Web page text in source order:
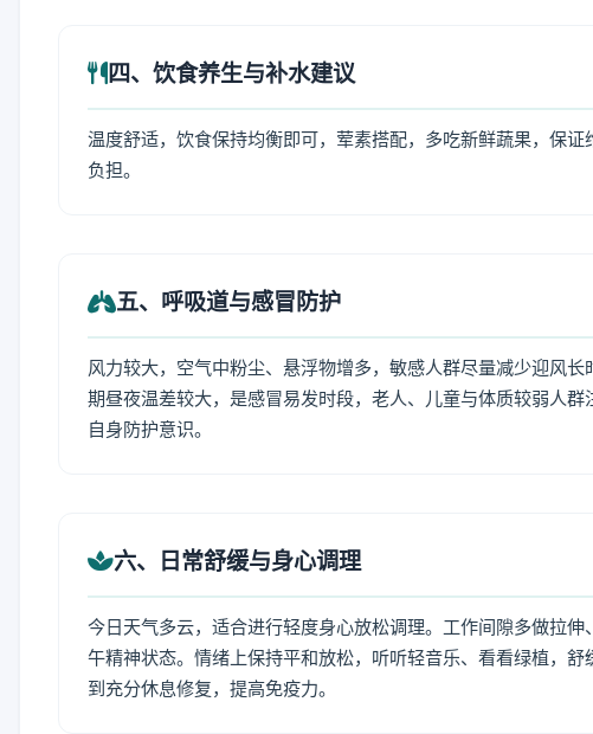
四、饮食养生与补水建议
温度舒适，饮食保持均衡即可，荤素搭配，多吃新鲜蔬果，保
负担。
五、呼吸道与感冒防护
风力较大，空气中粉尘、悬浮物增多，敏感人群尽量减少迎风
期昼夜温差较大，是感冒易发时段，老人、儿童与体质较弱人
自身防护意识。
六、日常舒缓与身心调理
今日天气多云，适合进行轻度身心放松调理。工作间隙多做拉
午精神状态。情绪上保持平和放松，听听轻音乐、看看绿植，
到充分休息修复，提高免疫力。